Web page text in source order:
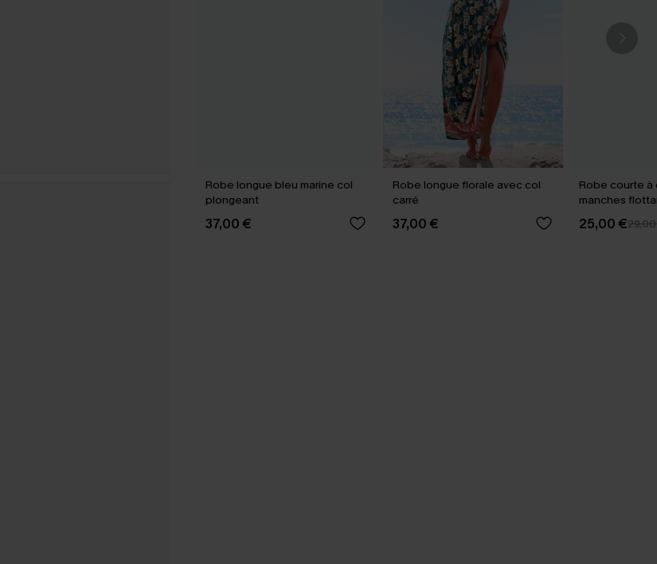
Robe longue bleu marine col
plongeant
37,00 €
Robe longue florale avec col
carré
37,00 €
Robe courte à
manches
rayures bleue
25,00 €